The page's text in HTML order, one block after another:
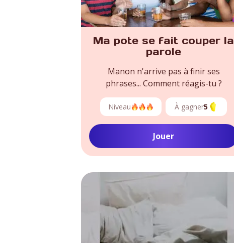
Ma pote se fait couper la
parole
Manon n'arrive pas à finir ses
phrases... Comment réagis-tu ?
Niveau À gagner5
Jouer